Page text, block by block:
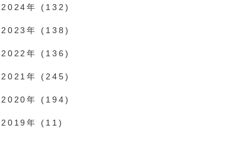
2024年 (132)
2023年 (138)
2022年 (136)
2021年 (245)
2020年 (194)
2019年 (11)